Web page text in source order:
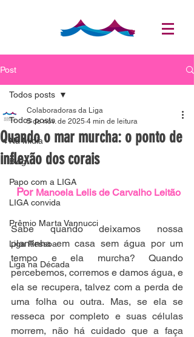
Post
Todos posts
Na Mídia
Blog
Papo com a LIGA
LIGA convida
Prêmio Marta Vannucci
Liga Ressoa
Liga na Década
Todos posts
Quando o mar murcha: o ponto de
inflexão dos corais
Colaboradoras da Liga
5 de nov. de 2025 4 min de leitura
Por Manoela Lelis de Carvalho Leitão
Sabe quando deixamos nossa
plantinha em casa sem água por um
tempo e ela murcha? Quando
percebemos, corremos e damos água, e
ela se recupera, talvez com a perda de
uma folha ou outra. Mas, se ela se
resseca por completo e suas células
morrem, não há cuidado que a faça